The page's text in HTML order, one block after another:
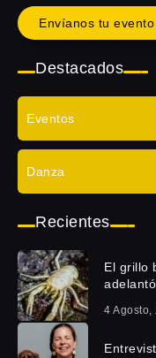
Envíanos tu evento
Destacados
Eventos
Danza
Recientes
El grillo
4 Agosto,